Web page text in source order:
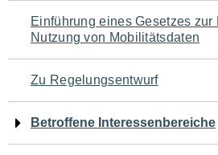
Navigation
für
den
Seiteninhalt
Einführung eines Gesetzes zur
Nutzung von Mobilitätsdaten
Zu Regelungsentwurf
Betroffene Interessenbereiche